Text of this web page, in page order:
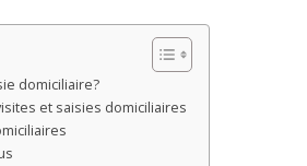
domiciliaire?
et saisies domiciliaires